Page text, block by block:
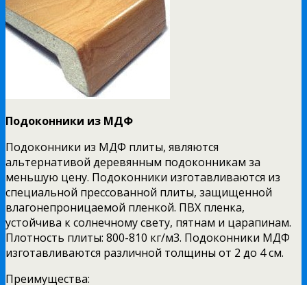
Подоконники из МДФ
Подоконники из МДФ плиты, являются
альтернативой деревянным подоконникам за
меньшую цену. Подоконники изготавливаются из
специальной прессованной плиты, защищенной
влагонепроницаемой пленкой. ПВХ пленка,
устойчива к солнечному свету, пятнам и царапинам.
Плотность плиты: 800-810 кг/м3. Подоконники МДФ
изготавливаются различной толщины от 2 до 4 см.
Преимущества: